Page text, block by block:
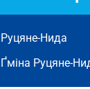
Руцяне-Нида
Ґміна Руцяне-